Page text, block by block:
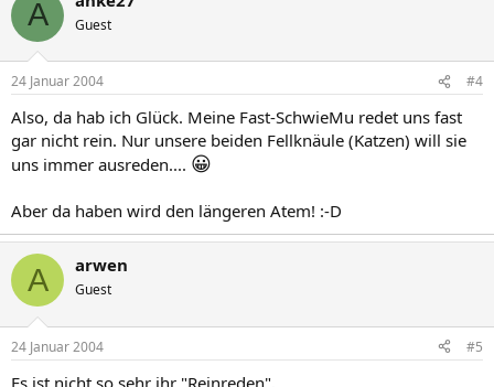
A Guest
24 Januar 2004 #4
Also, da hab ich Glück. Meine Fast-SchwieMu redet uns fast
gar nicht rein. Nur unsere beiden Fellknäule (Katzen) will sie
uns immer ausreden.... 😀
Aber da haben wird den längeren Atem! :-D
A arwen
Guest
24 Januar 2004 #5
Es ist nicht so sehr ihr "Reinreden".